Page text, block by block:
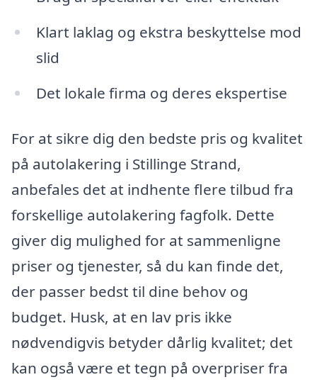
Klart laklag og ekstra beskyttelse mod
slid
Det lokale firma og deres ekspertise
For at sikre dig den bedste pris og kvalitet
på autolakering i Stillinge Strand,
anbefales det at indhente flere tilbud fra
forskellige autolakering fagfolk. Dette
giver dig mulighed for at sammenligne
priser og tjenester, så du kan finde det,
der passer bedst til dine behov og
budget. Husk, at en lav pris ikke
nødvendigvis betyder dårlig kvalitet; det
kan også være et tegn på overpriser fra